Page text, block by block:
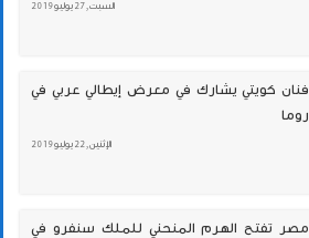
السبت , 27 يوليو 2019
فنان كويتي يشارك في معرض إيطالي عربي في
روما
الإثنين , 22 يوليو 2019
مصر تفتح الهرم المنحني للملك سنفرو في